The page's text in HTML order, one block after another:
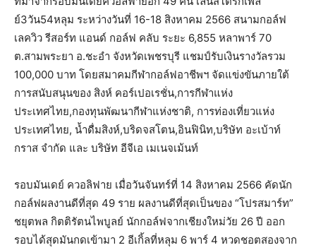
ย์3วัน54หลุม ระหว่างวันที่ 16-18 สิงหาคม 2566 สนามกอล์ฟ
เลควิว รีสอร์ท แอนด์ กอล์ฟ คลับ ระยะ 6,855 หลาพาร์ 70
ต.สามพระยา อ.ชะอำ จังหวัดเพชรบุรี แชมป์รับเงินรางวัลรวม
100,000 บาท โดยสมาคมกีฬากอล์ฟอาชีพฯ จัดแข่งขันภายใต้
การสนับสนุนของ สิงห์ คอร์เปอเรชั่น,การกีฬาแห่ง
ประเทศไทย,กองทุนพัฒนากีฬาแห่งชาติ, การท่องเที่ยวแห่ง
ประเทศไทย, น้ำดื่มสิงห์,บริดจสโตน,อินฟินิท,บริษัท อะเบ้าท์
กราส จำกัด และ บริษัท อีจีเอ เมเนจเม้นท์
รอบมันเดย์ ควอลิฟาย เมื่อวันจันทร์ที่ 14 สิงหาคม 2566 คัดนัก
กอล์ฟผลงานดีที่สุด 49 ราย ผลงานดีที่สุดเป็นของ “โปรสมาร์ท”
ชยุตพล กิตติรัตนไพบูลย์ นักกอล์ฟจากเชียงใหม่วัย 26 ปี ออก
รอบได้สุดมันกดเข้ามา 2 อีเกิ้ลที่หลุม 6 พาร์ 4 หวดชอตสองจาก